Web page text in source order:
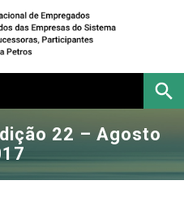
Buscar
22 – Agosto